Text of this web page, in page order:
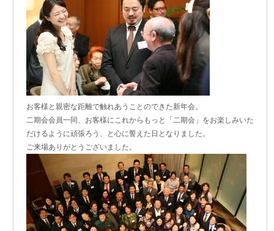
お客様と親密な距離で触れあうことのできた新年会。
二期会会員一同、お客様にこれからもっと「二期会」をお楽しみいた
だけるように頑張ろう、と心に誓えた日となりました。
ご来場ありがとうございました。